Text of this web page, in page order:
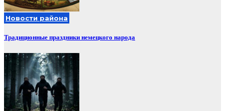
Новости района
Традиционные праздники немецкого народа